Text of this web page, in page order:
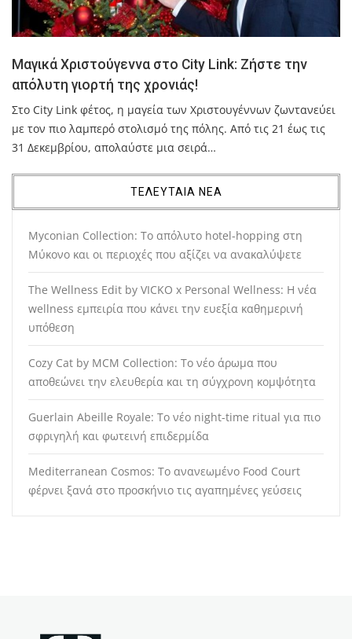
Μαγικά Χριστούγεννα στο City Link: Ζήστε την
απόλυτη γιορτή της χρονιάς!
Στο City Link φέτος, η μαγεία των Χριστουγέννων ζωντανεύει
με τον πιο λαμπερό στολισμό της πόλης. Από τις 21 έως τις
31 Δεκεμβρίου, απολαύστε μια σειρά…
ΤΕΛΕΥΤΑΙΑ ΝΕΑ
Myconian Collection: Το απόλυτο hotel-hopping στη
Μύκονο και οι περιοχές που αξίζει να ανακαλύψετε
The Wellness Edit by VICKO x Personal Wellness: Η νέα
wellness εμπειρία που κάνει την ευεξία καθημερινή
υπόθεση
Cozy Cat by MCM Collection: Το νέο άρωμα που
αποθεώνει την ελευθερία και τη σύγχρονη κομψότητα
Guerlain Abeille Royale: Το νέο night-time ritual για πιο
σφριγηλή και φωτεινή επιδερμίδα
Mediterranean Cosmos: Το ανανεωμένο Food Court
φέρνει ξανά στο προσκήνιο τις αγαπημένες γεύσεις